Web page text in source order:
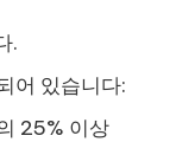
.
어 있습니다:
25% 이상